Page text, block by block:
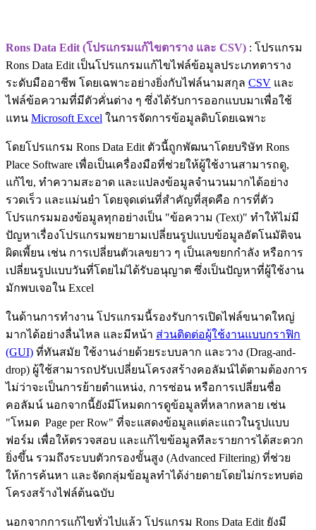
Rons Data Edit (โปรแกรมแก้ไขตาราง และ CSV) : โปรแกรม
Rons Data Edit เป็นโปรแกรมแก้ไขไฟล์ข้อมูลประเภทตาราง
ระดับมืออาชีพ โดยเฉพาะอย่างยิ่งกับไฟล์นามสกุล CSV และ
ไฟล์ข้อความที่มีตัวคั่นต่าง ๆ ซึ่งได้รับการออกแบบมาเพื่อใช้
แทน Microsoft Excel ในการจัดการข้อมูลดิบโดยเฉพาะ
โดยโปรแกรม Rons Data Edit ตัวนี้ถูกพัฒนาโดยบริษัท Rons
Place Software เพื่อเป็นเครื่องมือที่ช่วยให้ผู้ใช้งานสามารถดู,
แก้ไข, ทำความสะอาด และแปลงข้อมูลจำนวนมากได้อย่าง
รวดเร็ว และแม่นยำ โดยจุดเด่นที่สำคัญที่สุดคือ การที่ตัว
โปรแกรมมองข้อมูลทุกอย่างเป็น "ข้อความ (Text)" ทำให้ไม่มี
ปัญหาเรื่องโปรแกรมพยายามเปลี่ยนรูปแบบข้อมูลอัตโนมัติจน
ผิดเพี้ยน เช่น การเปลี่ยนตัวเลขยาว ๆ เป็นเลขยกกำลัง หรือการ
เปลี่ยนรูปแบบวันที่โดยไม่ได้รับอนุญาต ซึ่งเป็นปัญหาที่ผู้ใช้งาน
มักพบเจอใน Excel
ในด้านการทำงาน โปรแกรมนี้รองรับการเปิดไฟล์ขนาดใหญ่
มากได้อย่างลื่นไหล และมีหน้า ส่วนติดต่อผู้ใช้งานแบบกราฟิก
(GUI) ที่ทันสมัย ใช้งานง่ายด้วยระบบลาก และวาง (Drag-and-
drop) ผู้ใช้สามารถปรับเปลี่ยนโครงสร้างคอลัมน์ได้ตามต้องการ
ไม่ว่าจะเป็นการย้ายตำแหน่ง, การซ่อน หรือการเปลี่ยนชื่อ
คอลัมน์ นอกจากนี้ยังมีโหมดการดูข้อมูลที่หลากหลาย เช่น
"โหมด Page per Row" ที่จะแสดงข้อมูลแต่ละแถวในรูปแบบ
ฟอร์ม เพื่อให้ตรวจสอบ และแก้ไขข้อมูลทีละรายการได้สะดวก
ยิ่งขึ้น รวมถึงระบบตัวกรองขั้นสูง (Advanced Filtering) ที่ช่วย
ให้การค้นหา และจัดกลุ่มข้อมูลทำได้ง่ายดายโดยไม่กระทบต่อ
โครงสร้างไฟล์ต้นฉบับ
นอกจากการแก้ไขทั่วไปแล้ว โปรแกรม Rons Data Edit ยังมี